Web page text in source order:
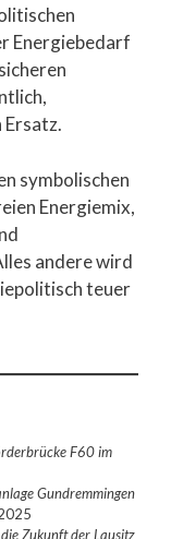
Energiebedarf
symbolischen
Energiemix,
andere wird
teuer
F60 im
Gundremmingen
Zukunft der Lausitz